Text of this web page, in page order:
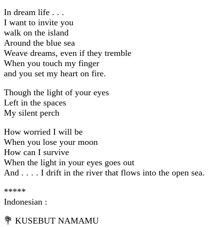
In dream life . . .
I want to invite you
walk on the island
Around the blue sea
Weave dreams, even if they tremble
When you touch my finger
and you set my heart on fire.
Though the light of your eyes
Left in the spaces
My silent perch
How worried I will be
When you lose your moon
How can I survive
When the light in your eyes goes out
And . . . . I drift in the river that flows into the open sea.
*****
Indonesian :
💐 KUSEBUT NAMAMU